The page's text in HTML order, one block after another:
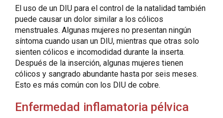
El uso de un DIU para el control de la natalidad también
puede causar un dolor similar a los cólicos
menstruales. Algunas mujeres no presentan ningún
síntoma cuando usan un DIU, mientras que otras solo
sienten cólicos e incomodidad durante la inserta.
Después de la inserción, algunas mujeres tienen
cólicos y sangrado abundante hasta por seis meses.
Esto es más común con los DIU de cobre.
Enfermedad inflamatoria pélvica